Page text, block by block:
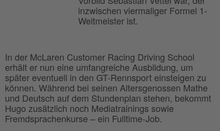
inzwischen viermaliger Formel 1-
Weltmeister ist.
In der McLaren Customer Racing Driving School
erhält er nun eine umfangreiche Ausbildung, um
später eventuell in den GT-Rennsport einsteigen zu
können. Während bei seinen Altersgenossen Mathe
und Deutsch auf dem Stundenplan stehen, bekommt
Hugo zusätzlich noch Mediatrainings sowie
Fremdsprachenkurse – ein Fulltime-Job.